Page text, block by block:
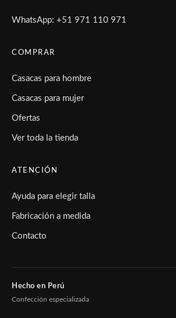
WhatsApp: +51 971 110 971
COMPRAR
Casacas para hombre
Casacas para mujer
Ofertas
Ver toda la tienda
ATENCIÓN
Ayuda para elegir talla
Fabricación a medida
Contacto
Hecho en Perú
Confección especializada